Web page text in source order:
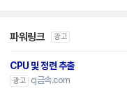
파워링크 광고
CPU 및 정련 추출
광고
cj금속.com